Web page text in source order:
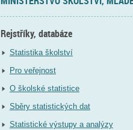
Rejstříky, databáze
Statistika školství
Pro veřejnost
O školské statistice
Sběry statistických dat
Statistické výstupy a analýzy